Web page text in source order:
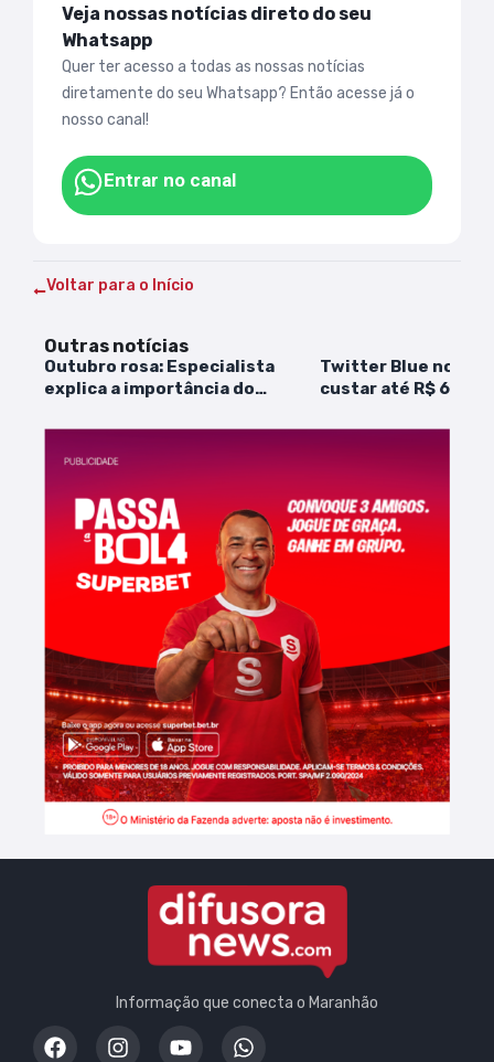
Veja nossas notícias direto do seu
Whatsapp
Quer ter acesso a todas as nossas notícias
diretamente do seu Whatsapp? Então acesse já o
nosso canal!
Entrar no canal
Voltar para o Início
Outras notícias
Outubro rosa: Especialista
explica a importância do
Twitter Blue no
custar até R$ 60
Informação que conecta o Maranhão